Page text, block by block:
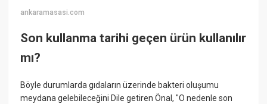
ankaramasasi.com
Son kullanma tarihi geçen ürün kullanılır
mı?
Böyle durumlarda gıdaların üzerinde bakteri oluşumu
meydana gelebileceğini Dile getiren Önal, "O nedenle son